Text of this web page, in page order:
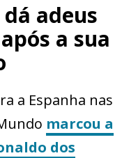
adeus
a sua
a Espanha nas
marcou a
dos